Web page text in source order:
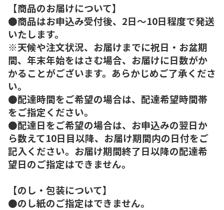
【商品のお届けについて】
●商品はお申込み受付後、2日～10日程度で発送
いたします。
※天候や注文状況、お届けまでに祝日・お盆期
間、年末年始をはさむ場合、お届けに日数がか
かることがございます。あらかじめご了承くださ
い。
●配達時間をご希望の場合は、配達希望時間帯
をご指定ください。
●配達日をご希望の場合は、お申込みの翌日か
ら数えて10日目以降、お届け期間内の日付をご
記入ください。お届け期間終了日以降の配達希
望日のご指定はできません。
【のし・包装について】
●のし紙のご指定はできません。